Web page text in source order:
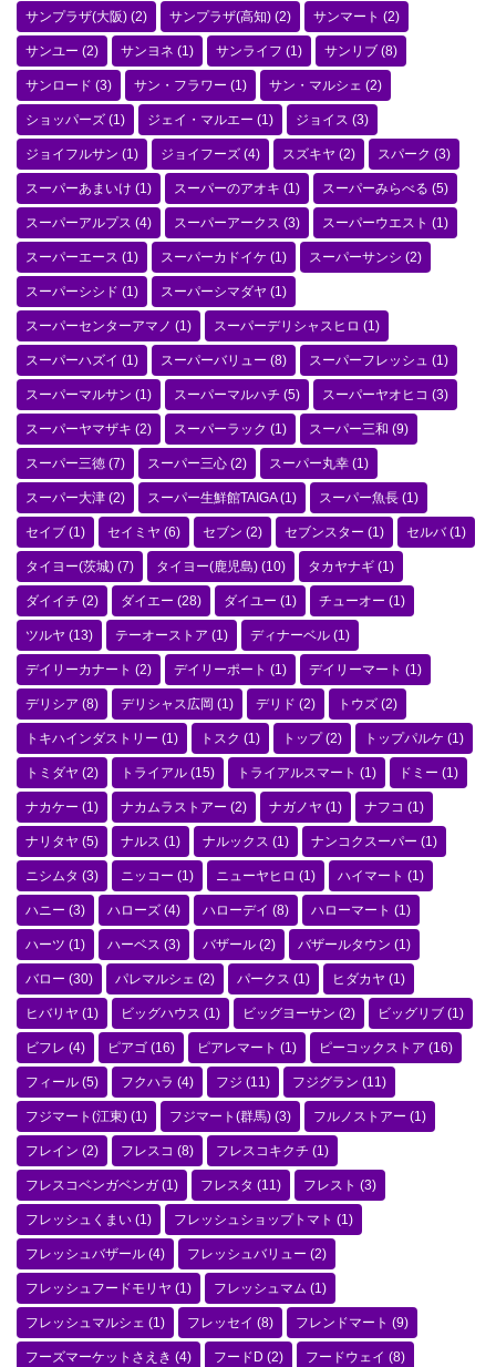
サンプラザ(大阪) (2) サンプラザ(高知) (2) サンマート (2)
サンユー (2) サンヨネ (1) サンライフ (1) サンリブ (8)
サンロード (3) サン・フラワー (1) サン・マルシェ (2)
ショッパーズ (1) ジェイ・マルエー (1) ジョイス (3)
ジョイフルサン (1) ジョイフーズ (4) スズキヤ (2) スパーク (3)
スーパーあまいけ (1) スーパーのアオキ (1) スーパーみらべる (5)
スーパーアルプス (4) スーパーアークス (3) スーパーウエスト (1)
スーパーエース (1) スーパーカドイケ (1) スーパーサンシ (2)
スーパーシシド (1) スーパーシマダヤ (1)
スーパーセンターアマノ (1) スーパーデリシャスヒロ (1)
スーパーハズイ (1) スーパーバリュー (8) スーパーフレッシュ (1)
スーパーマルサン (1) スーパーマルハチ (5) スーパーヤオヒコ (3)
スーパーヤマザキ (2) スーパーラック (1) スーパー三和 (9)
スーパー三徳 (7) スーパー三心 (2) スーパー丸幸 (1)
スーパー大津 (2) スーパー生鮮館TAIGA(1) スーパー魚長 (1)
セイブ (1) セイミヤ (6) セブン (2) セブンスター (1) セルバ(1)
タイヨー(茨城) (7) タイヨー(鹿児島) (10) タカヤナギ (1)
ダイイチ (2) ダイエー (28) ダイユー (1) チューオー (1)
ツルヤ (13) テーオーストア (1) ディナーベル (1)
デイリーカナート (2) デイリーポート (1) デイリーマート (1)
デリシア (8) デリシャス広岡 (1) デリド (2) トウズ (2)
トキハインダストリー (1) トスク (1) トップ(2) トップパルケ (1)
トミダヤ (2) トライアル (15) トライアルスマート (1) ドミー (1)
ナカケー (1) ナカムラストアー (2) ナガノヤ (1) ナフコ (1)
ナリタヤ (5) ナルス (1) ナルックス (1) ナンコクスーパー (1)
ニシムタ (3) ニッコー (1) ニューヤヒロ (1) ハイマート (1)
ハニー (3) ハローズ (4) ハローデイ (8) ハローマート (1)
ハーツ (1) ハーベス (3) バザール (2) バザールタウン (1)
バロー (30) パレマルシェ (2) パークス (1) ヒダカヤ (1)
ヒバリヤ (1) ビッグハウス (1) ビッグヨーサン (2) ビッグリブ (1)
ビフレ (4) ピアゴ (16) ピアレマート (1) ピーコックストア (16)
フィール (5) フクハラ (4) フジ (11) フジグラン (11)
フジマート(江東) (1) フジマート(群馬) (3) フルノストアー (1)
フレイン (2) フレスコ (8) フレスコキクチ (1)
フレスコベンガベンガ (1) フレスタ (11) フレスト (3)
フレッシュくまい (1) フレッシュショップトマト (1)
フレッシュバザール (4) フレッシュバリュー (2)
フレッシュフードモリヤ (1) フレッシュマム (1)
フレッシュマルシェ (1) フレッセイ (8) フレンドマート (9)
フーズマーケットさえき (4) フードD (2) フードウェイ (8)